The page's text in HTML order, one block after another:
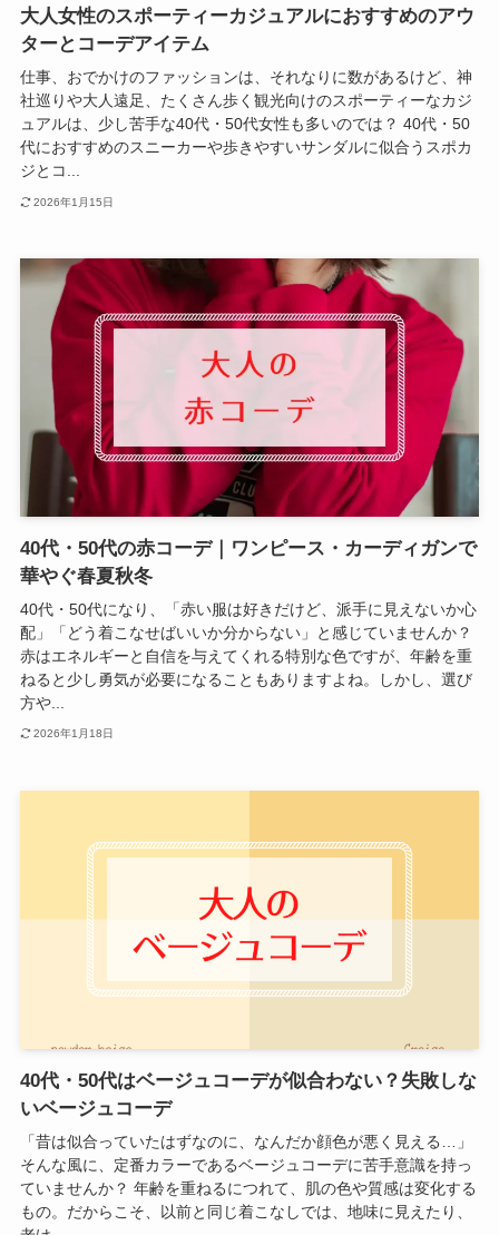
大人女性のスポーティーカジュアルにおすすめのアウ
ターとコーデアイテム
仕事、おでかけのファッションは、それなりに数があるけど、神
社巡りや大人遠足、たくさん歩く観光向けのスポーティーなカジ
ュアルは、少し苦手な40代・50代女性も多いのでは？ 40代・50
代におすすめのスニーカーや歩きやすいサンダルに似合うスポカ
ジとコ...
2026年1月15日
40代・50代の赤コーデ｜ワンピース・カーディガンで
華やぐ春夏秋冬
40代・50代になり、「赤い服は好きだけど、派手に見えないか心
配」「どう着こなせばいいか分からない」と感じていませんか？
赤はエネルギーと自信を与えてくれる特別な色ですが、年齢を重
ねると少し勇気が必要になることもありますよね。しかし、選び
方や...
2026年1月18日
40代・50代はベージュコーデが似合わない？失敗しな
いベージュコーデ
「昔は似合っていたはずなのに、なんだか顔色が悪く見える…」
そんな風に、定番カラーであるベージュコーデに苦手意識を持っ
ていませんか？ 年齢を重ねるにつれて、肌の色や質感は変化する
もの。だからこそ、以前と同じ着こなしでは、地味に見えたり、